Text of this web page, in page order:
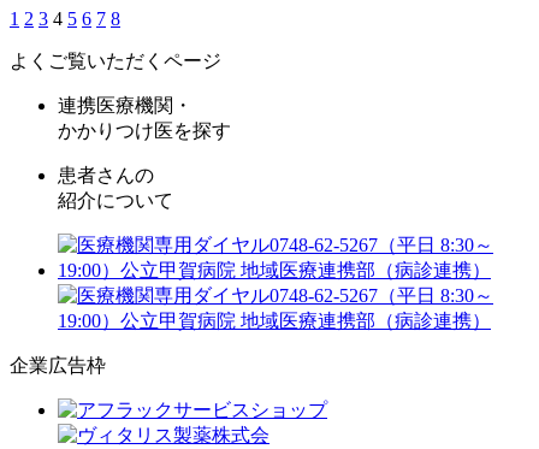
1 2 3 4 5 6 7 8
よくご覧いただくページ
連携医療機関・
かかりつけ医を探す
患者さんの
紹介について
企業広告枠